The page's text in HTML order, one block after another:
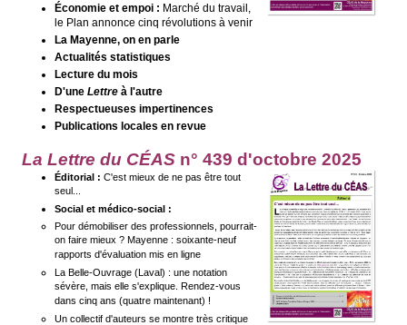
Économie et empoi : Marché du travail,
le Plan annonce cinq révolutions à venir
La Mayenne, on en parle
Actualités statistiques
Lecture du mois
D'une Lettreà l'autre
Respectueuses impertinences
Publications locales en revue
La Lettre du CÉAS n° 439 d'octobre 2025
Éditorial : C'est mieux de ne pas être tout
seul...
Social et médico-social :
Pour démobiliser des professionnels, pourrait-
on faire mieux ? Mayenne : soixante-neuf
rapports d'évaluation mis en ligne
La Belle-Ouvrage (Laval) : une notation
sévère, mais elle s'explique. Rendez-vous
dans cinq ans (quatre maintenant) !
Un collectif d'auteurs se montre très critique